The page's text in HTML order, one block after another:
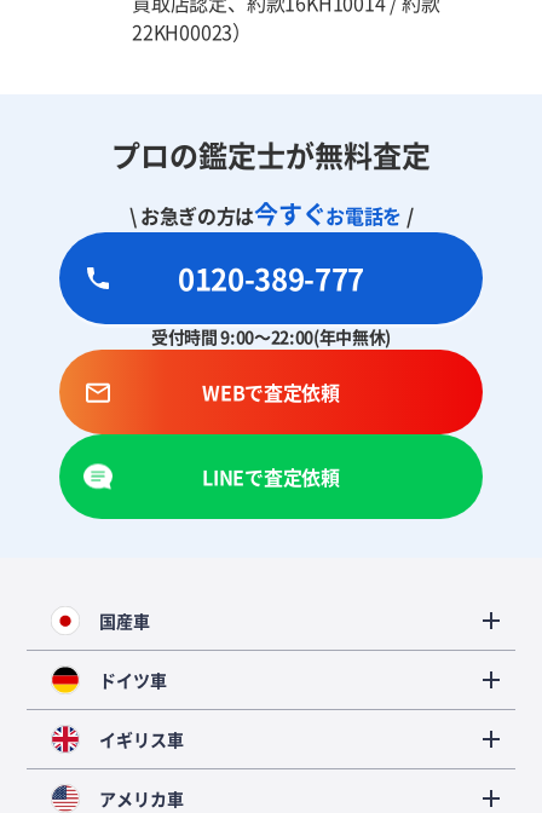
22KH00023）
プロの鑑定士が無料査定
\ お急ぎの方は今すぐお電話を /
0120-389-777
受付時間 9:00～22:00(年中無休)
WEBで査定依頼
LINEで査定依頼
国産車
ドイツ車
イギリス車
アメリカ車